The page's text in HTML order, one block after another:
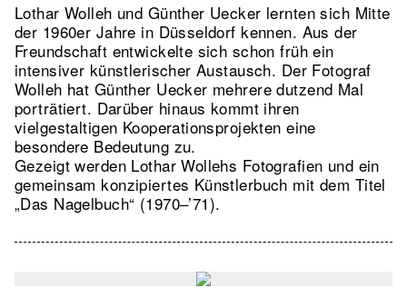
Lothar Wolleh und Günther Uecker lernten sich Mitte
der 1960er Jahre in Düsseldorf kennen. Aus der
Freundschaft entwickelte sich schon früh ein
intensiver künstlerischer Austausch. Der Fotograf
Wolleh hat Günther Uecker mehrere dutzend Mal
porträtiert. Darüber hinaus kommt ihren
vielgestaltigen Kooperationsprojekten eine
besondere Bedeutung zu.
Gezeigt werden Lothar Wollehs Fotografien und ein
gemeinsam konzipiertes Künstlerbuch mit dem Titel
„Das Nagelbuch“ (1970–’71).